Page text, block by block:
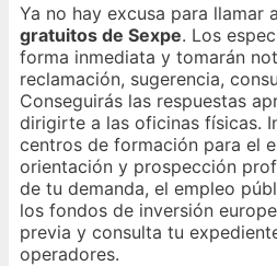
Ya no hay excusa para llamar
gratuitos de Sexpe. Los
forma inmediata y tomarán
reclamación, sugerencia,
Conseguirás las respuestas
dirigirte a las oficinas físicas.
centros de formación para el
orientación y prospección
de tu demanda, el empleo
los fondos de inversión
previa y consulta tu
operadores.